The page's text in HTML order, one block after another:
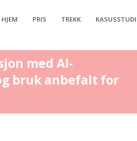
HJEM PRIS TREKK
med AI-
bruk anbefalt for